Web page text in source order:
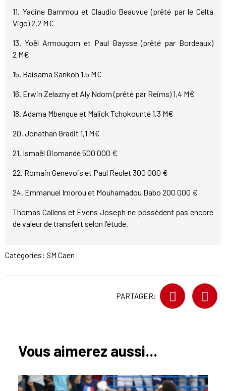
11. Yacine Bammou et Claudio Beauvue (prêté par le Celta
Vigo) 2,2 M€
13. Yoël Armougom et Paul Baysse (prêté par Bordeaux)
2 M€
15. Baisama Sankoh 1,5 M€
16. Erwin Zelazny et Aly Ndom (prêté par Reims) 1,4 M€
18. Adama Mbengue et Malick Tchokounté 1,3 M€
20. Jonathan Gradit 1,1 M€
21. Ismaël Diomandé 500 000 €
22. Romain Genevois et Paul Reulet 300 000 €
24. Emmanuel Imorou et Mouhamadou Dabo 200 000 €
Thomas Callens et Evens Joseph ne possèdent pas encore
de valeur de transfert selon l'étude.
Catégories: SM Caen
PARTAGER:
Vous aimerez aussi...